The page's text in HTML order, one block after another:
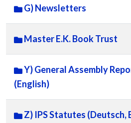
G) Newsletters
Master E.K. Book Trust
Y) General Assembly
(English)
Z) IPS Statutes (Deutsch,